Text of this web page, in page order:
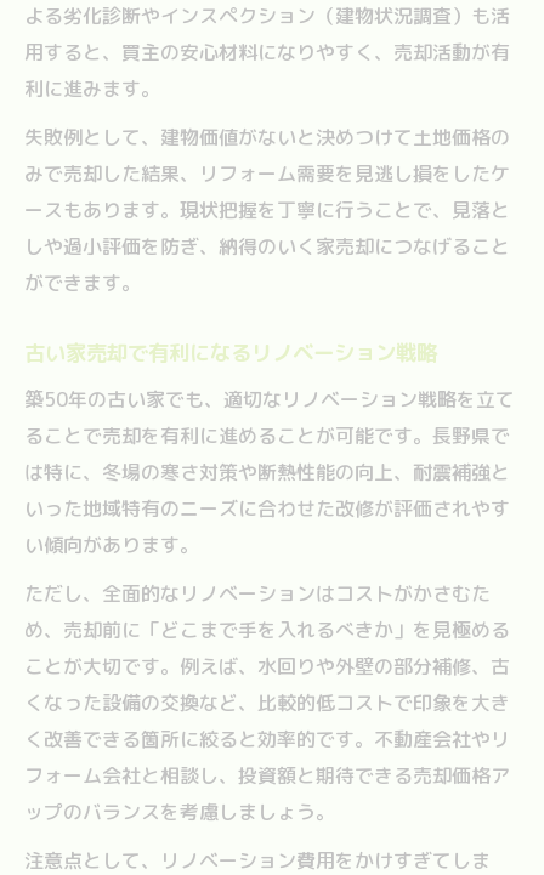
よる劣化診断やインスペクション（建物状況調査）も活
用すると、買主の安心材料になりやすく、売却活動が有
利に進みます。
失敗例として、建物価値がないと決めつけて土地価格の
みで売却した結果、リフォーム需要を見逃し損をしたケ
ースもあります。現状把握を丁寧に行うことで、見落と
しや過小評価を防ぎ、納得のいく家売却につなげること
ができます。
古い家売却で有利になるリノベーション戦略
築50年の古い家でも、適切なリノベーション戦略を立て
ることで売却を有利に進めることが可能です。長野県で
は特に、冬場の寒さ対策や断熱性能の向上、耐震補強と
いった地域特有のニーズに合わせた改修が評価されやす
い傾向があります。
ただし、全面的なリノベーションはコストがかさむた
め、売却前に「どこまで手を入れるべきか」を見極める
ことが大切です。例えば、水回りや外壁の部分補修、古
くなった設備の交換など、比較的低コストで印象を大き
く改善できる箇所に絞ると効率的です。不動産会社やリ
フォーム会社と相談し、投資額と期待できる売却価格ア
ップのバランスを考慮しましょう。
注意点として、リノベーション費用をかけすぎてしま